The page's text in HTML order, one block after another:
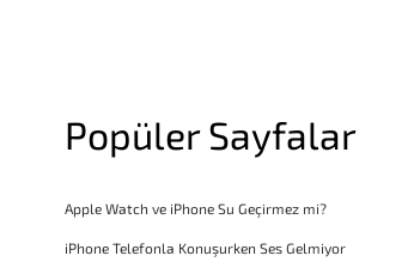
Popüler Sayfalar
Apple Watch ve iPhone Su Geçirmez mi?
iPhone Telefonla Konuşurken Ses Gelmiyor